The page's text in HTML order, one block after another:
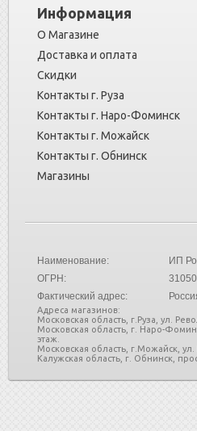
Информация
О Магазине
Доставка и оплата
Скидки
Контакты г. Руза
Контакты г. Наро-Фоминск
Контакты г. Можайск
Контакты г. Обнинск
Магазины
Наименование:
ИП
ОГРН:
Фактический адрес:
Адреса магазинов:
Московская область, г.Руза, ул.
Московская область, г. Наро-
этаж.
Московская область, г.Можайск,
Калужская область, г. Обнинск,